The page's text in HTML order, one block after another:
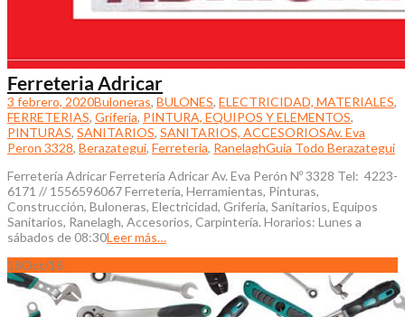
Ferreteria Adricar
3 febrero, 2020Buloneras, BULONES, ELECTRICIDAD, MATERIALES,
FERRETERIAS, Griferia, PINTURA, EQUIPOS Y ELEMENTOS,
PINTURAS, SANITARIOS, SANITARIOS, ACCESORIOSAv. Eva
Peron 3328, Berazategui, Ferreteria, RanelaghGuia Todo Berazategui
Ferretería Adricar Ferretería Adricar Av. Eva Perón Nº 3328 Tel: 4223-
6171 // 1556596067 Ferretería, Herramientas, Pinturas,
Construcción, Buloneras, Electricidad, Grifería, Sanitarios, Equipos
Sanitarios, Ranelagh, Accesorios, Carpintería. Horarios: Lunes a
sábados de 08:30Leer más…
18Oct/18